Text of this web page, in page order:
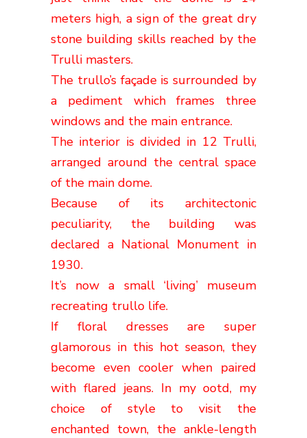
meters high, a sign of the great dry
stone building skills reached by the
Trulli masters.
The trullo’s façade is surrounded by
a pediment which frames three
windows and the main entrance.
The interior is divided in 12 Trulli,
arranged around the central space
of the main dome.
Because of its architectonic
peculiarity, the building was
declared a National Monument in
1930.
It’s now a small ‘living’ museum
recreating trullo life.
If floral dresses are super
glamorous in this hot season, they
become even cooler when paired
with flared jeans. In my ootd, my
choice of style to visit the
enchanted town, the ankle-length